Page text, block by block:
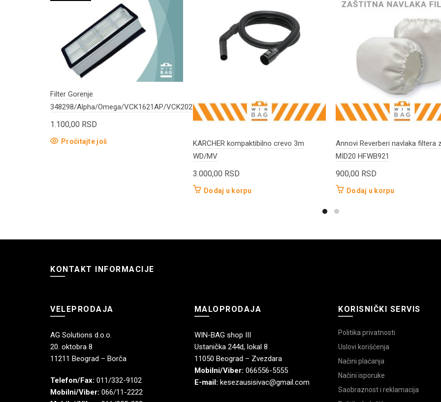
Filter Gorenje
348298/Alpha/Omega/VCK1621AP/VCK2023
1.100,00 RSD
Pročitajte još
KARCHER kompaktibilno crevo 3m
WD/MV
3.000,00 RSD
Dodaj u korpu
Annovi Reverberi navlaka filtera
MID20 HFWB921
900,00 RSD
Dodaj u korpu
KONTAKT INFORMACIJE
VELEPRODAJA
AG Solutions d.o.o.
20. oktobra 8
11211 Beograd – Borča
Telefon/Fax: 011/332-9102
Mobilni/Viber: 066/11-2222
MALOPRODAJA
WIN-BAG shop III
Ustanička 244d, lokal 8
11050 Beograd – Zvezdara
Mobilni/Viber: 066556-5555
E-mail: kesezausisivac@gmail.com
KORISNIČKI SERVIS
Politika privatnosti
Uslovi korišćenja
Načini plaćanja
Načini isporuke
Saobraznost i reklamacija